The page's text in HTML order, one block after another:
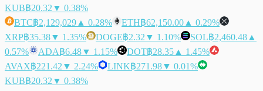
KUB฿20.32 ▼ 0.38%
BTC฿2,129,029 ▲ 0.28% ETH฿62,150.00 ▲ 0.29%
XRP฿35.38▼ 1.35% DOGE฿2.32 ▼ 1.10% SOL฿2,460.48 ▲
0.57%
ADA฿6.48▼ 1.15% DOT฿28.35 ▲ 1.45%
AVAX฿221.42 ▼ 2.24% LINK฿271.98▼ 0.01%
KUB฿20.32 ▼ 0.38%